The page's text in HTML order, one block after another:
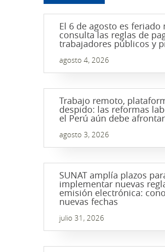
El 6 de agosto es feriado
consulta las reglas de
trabajadores públicos y
agosto 4, 2026
Trabajo remoto,
despido: las reformas
el Perú aún debe afrontar
agosto 3, 2026
SUNAT amplía plazos
implementar nuevas
emisión electrónica:
nuevas fechas
julio 31, 2026